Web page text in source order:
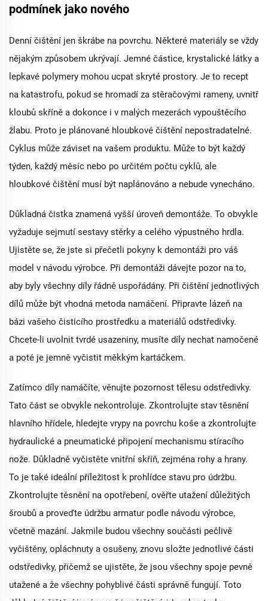
podmínek jako nového
Denní čištění jen škrábe na povrchu. Některé materiály se vždy
nějakým způsobem ukrývají. Jemné částice, krystalické látky a
lepkavé polymery mohou ucpat skryté prostory. Je to recept
na katastrofu, pokud se hromadí za stěračovými rameny, uvnitř
kloubů skříně a dokonce i v malých mezerách vypouštěcího
žlabu. Proto je plánované hloubkové čištění nepostradatelné.
Cyklus může záviset na vašem produktu. Může to být každý
týden, každý měsíc nebo po určitém počtu cyklů, ale
hloubkové čištění musí být naplánováno a nebude vynecháno.
Důkladná čistka znamená vyšší úroveň demontáže. To obvykle
vyžaduje sejmutí sestavy stěrky a celého výpustného hrdla.
Ujistěte se, že jste si přečetli pokyny k demontáži pro váš
model v návodu výrobce. Při demontáži dávejte pozor na to,
aby byly všechny díly řádně uspořádány. Při čištění jednotlivých
dílů může být vhodná metoda namáčení. Připravte lázeň na
bázi vašeho čisticího prostředku a materiálů odstředivky.
Chcete-li uvolnit tvrdé usazeniny, musíte díly nechat namočené
a poté je jemně vyčistit měkkým kartáčkem.
Zatímco díly namáčíte, věnujte pozornost tělesu odstředivky.
Tato část se obvykle nekontroluje. Zkontrolujte stav těsnění
hlavního hřídele, hledejte vrypy na povrchu koše a zkontrolujte
hydraulické a pneumatické připojení mechanismu stíracího
nože. Důkladně vyčistěte vnitřní skříň, zejména rohy a hrany.
To je také ideální příležitost k prohlídce stavu pro údržbu.
Zkontrolujte těsnění na opotřebení, ověřte utažení důležitých
šroubů a proveďte údržbu armatur podle návodu výrobce,
včetně mazání. Jakmile budou všechny součásti pečlivě
vyčištěny, opláchnuty a osušeny, znovu složte jednotlivé části
odstředivky, přičemž se ujistěte, že jsou všechny spoje pevně
utažené a že všechny pohyblivé části správně fungují. Toto